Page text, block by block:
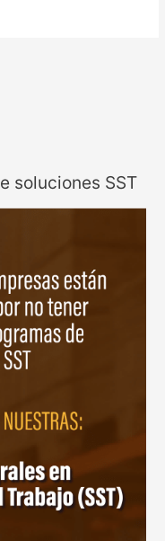
soluciones SST